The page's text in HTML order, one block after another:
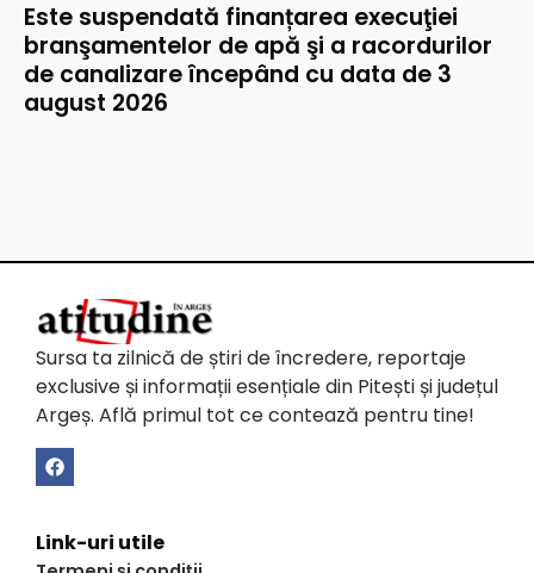
Este suspendată finanțarea execuţiei
branşamentelor de apă şi a racordurilor
de canalizare începând cu data de 3
august 2026
Sursa ta zilnică de știri de încredere, reportaje
exclusive și informații esențiale din Pitești și județul
Argeș. Află primul tot ce contează pentru tine!
Link-uri utile